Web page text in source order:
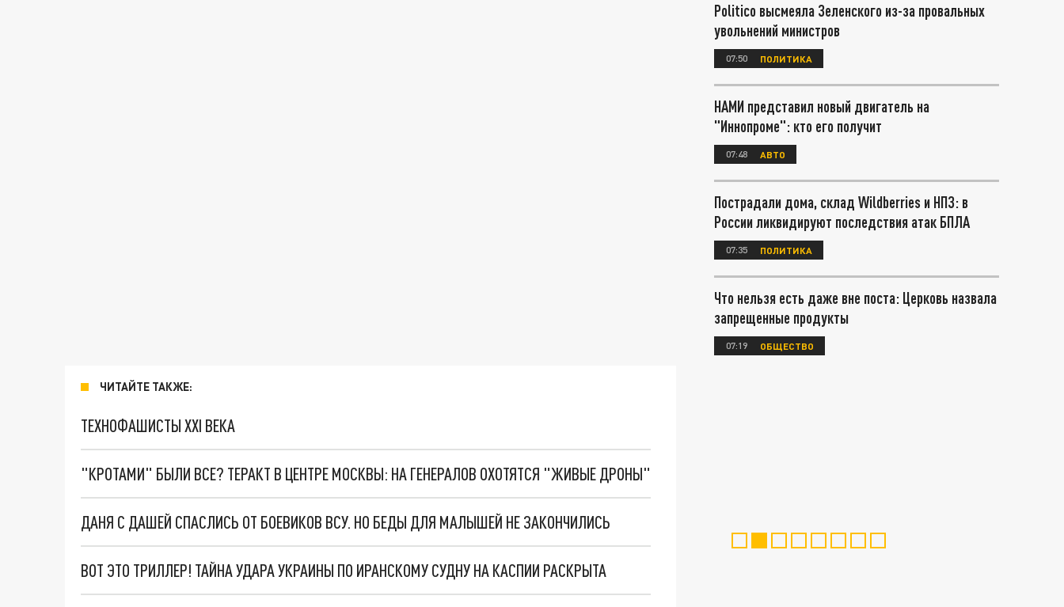
ЧИТАЙТЕ ТАКЖЕ:
ТЕХНОФАШИСТЫ XXI ВЕКА
"КРОТАМИ" БЫЛИ ВСЕ? ТЕРАКТ В ЦЕНТРЕ МОСКВЫ: НА ГЕНЕРАЛОВ ОХОТЯТСЯ "ЖИВЫЕ ДРОНЫ"
ДАНЯ С ДАШЕЙ СПАСЛИСЬ ОТ БОЕВИКОВ ВСУ. НО БЕДЫ ДЛЯ МАЛЫШЕЙ НЕ ЗАКОНЧИЛИСЬ
ВОТ ЭТО ТРИЛЛЕР! ТАЙНА УДАРА УКРАИНЫ ПО ИРАНСКОМУ СУДНУ НА КАСПИИ РАСКРЫТА
Politico высмеяла Зеленского из-за провальных
увольнений министров
07:50 ПОЛИТИКА
НАМИ представил новый двигатель на
"Иннопроме": кто его получит
07:48 АВТО
Пострадали дома, склад Wildberries и НПЗ: в
России ликвидируют последствия атак БПЛА
07:35 ПОЛИТИКА
Что нельзя есть даже вне поста: Церковь назвала
запрещенные продукты
07:19 ОБЩЕСТВО